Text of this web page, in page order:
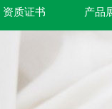
资质证书 产品